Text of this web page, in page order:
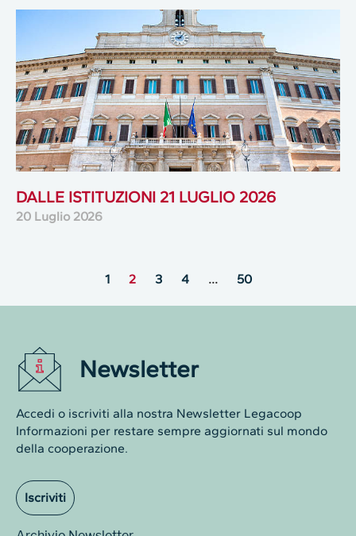
DALLE ISTITUZIONI 21 LUGLIO 2026
20 Luglio 2026
1 2 3 4 … 50
Newsletter
Accedi o iscriviti alla nostra Newsletter Legacoop
Informazioni per restare sempre aggiornati sul mondo
della cooperazione.
Iscriviti